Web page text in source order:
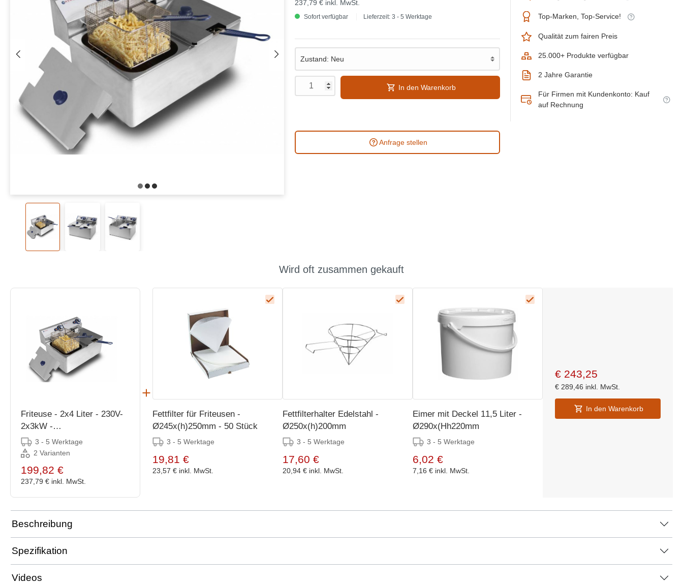
237,79 € inkl. MwSt.
Sofort verfügbar Lieferzeit: 3 - 5 Werktage
In den Warenkorb
Anfrage stellen
Top-Marken, Top-Service!
Qualität zum fairen Preis
25.000+ Produkte verfügbar
2 Jahre Garantie
Für Firmen mit Kundenkonto: Kauf
auf Rechnung
Wird oft zusammen gekauft
Friteuse - 2x4 Liter - 230V-
2x3kW -
470x420x(h)330mm
3 - 5 Werktage
2 Varianten
199,82 €
237,79 € inkl. MwSt.
Fettfilter für Friteusen -
Ø245x(h)250mm - 50 Stück
3 - 5 Werktage
19,81 €
23,57 € inkl. MwSt.
Fettfilterhalter Edelstahl -
Ø250x(h)200mm
3 - 5 Werktage
17,60 €
20,94 € inkl. MwSt.
Eimer mit Deckel 11,5 Liter -
Ø290x(Hh220mm
3 - 5 Werktage
6,02 €
7,16 € inkl. MwSt.
€ 243,25
€ 289,46 inkl. MwSt.
In den Warenkorb
Beschreibung
Spezifikation
Videos